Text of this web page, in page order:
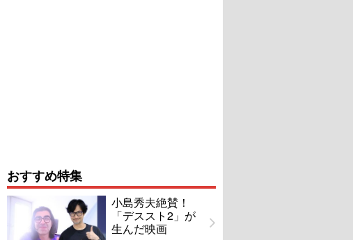
おすすめ特集
小島秀夫絶賛！
「デススト2」が
生んだ映画